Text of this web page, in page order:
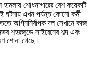
হামলায় শোধনাগারের বেশ কয়েকটি
ঘটনায় এখন পর্যন্ত কোনো কর্মী
অগ্নিনির্বাপক দল সেখানে কাজ
শহরজুড়ে সাইরেনের শব্দ এবং
শোনা গেছে।